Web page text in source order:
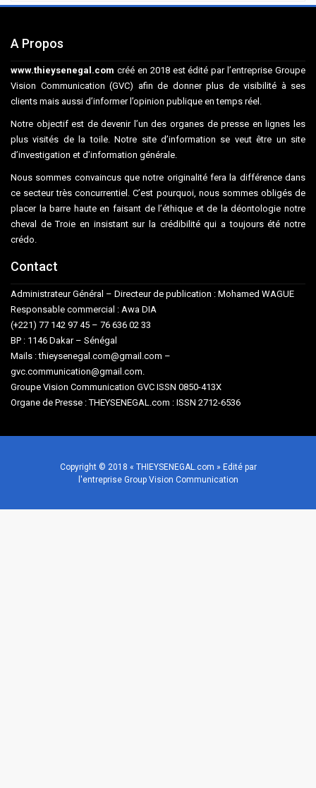
A Propos
www.thieysenegal.com créé en 2018 est édité par l’entreprise Groupe
Vision Communication (GVC) afin de donner plus de visibilité à ses
clients mais aussi d’informer l’opinion publique en temps réel.
Notre objectif est de devenir l’un des organes de presse en lignes les
plus visités de la toile. Notre site d’information se veut être un site
d’investigation et d’information générale.
Nous sommes convaincus que notre originalité fera la différence dans
ce secteur très concurrentiel. C’est pourquoi, nous sommes obligés de
placer la barre haute en faisant de l’éthique et de la déontologie notre
cheval de Troie en insistant sur la crédibilité qui a toujours été notre
crédo.
Contact
Administrateur Général – Directeur de publication : Mohamed WAGUE
Responsable commercial : Awa DIA
(+221) 77 142 97 45 – 76 636 02 33
BP : 1146 Dakar – Sénégal
Mails : thieysenegal.com@gmail.com –
gvc.communication@gmail.com.
Groupe Vision Communication GVC ISSN 0850-413X
Organe de Presse : THEYSENEGAL.com : ISSN 2712-6536
Copyright © 2018 « THIEYSENEGAL.com » Edité par
l'entreprise Group Vision Communication